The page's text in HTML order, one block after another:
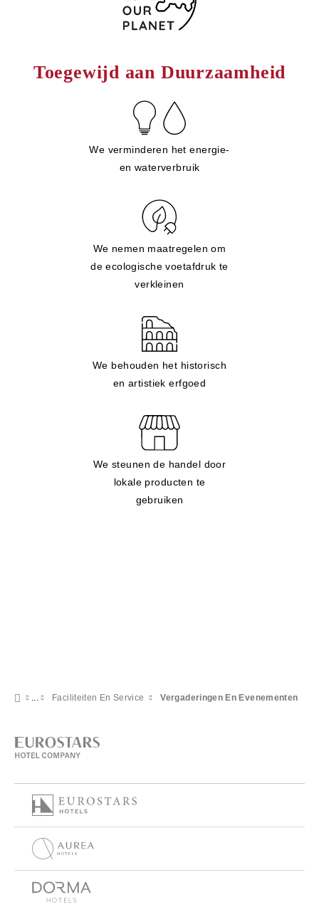
Toegewijd aan Duurzaamheid
We verminderen het energie-
en waterverbruik
We nemen maatregelen om
de ecologische voetafdruk te
verkleinen
We behouden het historisch
en artistiek erfgoed
We steunen de handel door
lokale producten te
gebruiken
Faciliteiten En Service Vergaderingen En Evenementen